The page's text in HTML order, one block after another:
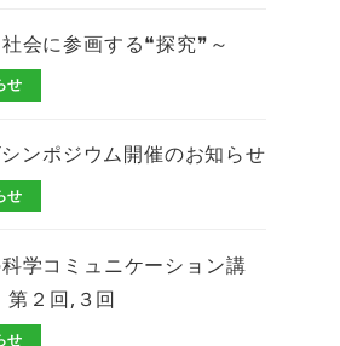
会に参画する❝探究❞～
せ
ンポジウム開催のお知らせ
せ
学コミュニケーション講
２回,３回
せ